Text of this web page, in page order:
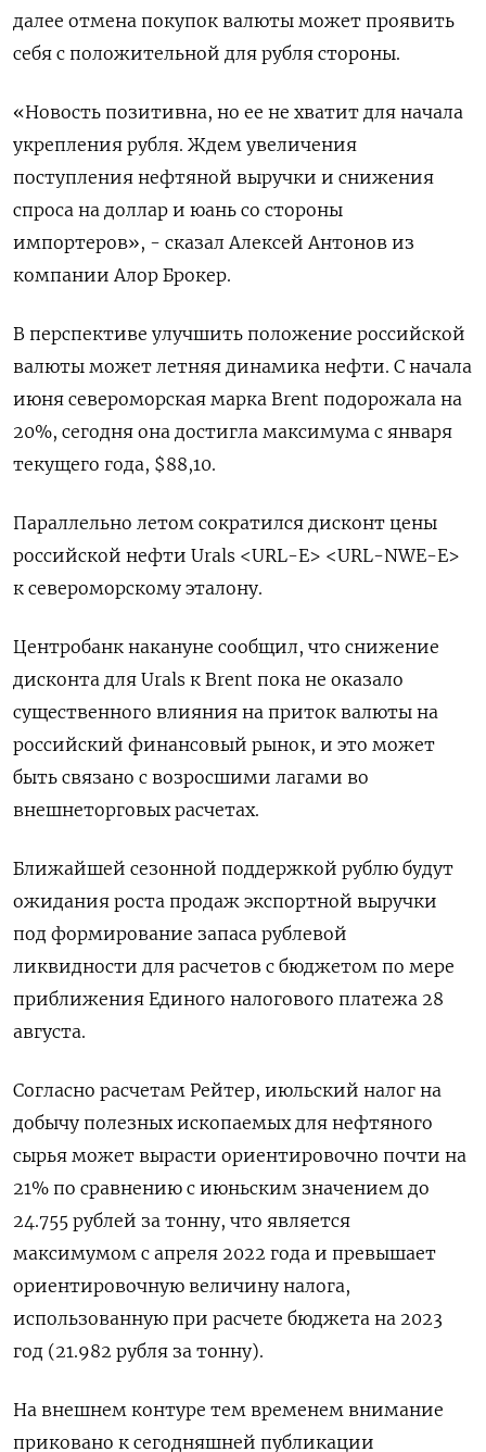
далее отмена покупок валюты может проявить
себя с положительной для рубля стороны.
«Новость позитивна, но ее не хватит для начала
укрепления рубля. Ждем увеличения
поступления нефтяной выручки и снижения
спроса на доллар и юань со стороны
импортеров», - сказал Алексей Антонов из
компании Алор Брокер.
В перспективе улучшить положение российской
валюты может летняя динамика нефти. С начала
июня североморская марка Brent подорожала на
20%, сегодня она достигла максимума с января
текущего года, $88,10.
Параллельно летом сократился дисконт цены
российской нефти Urals <URL-E> <URL-NWE-E>
к североморскому эталону.
Центробанк накануне сообщил, что снижение
дисконта для Urals к Brent пока не оказало
существенного влияния на приток валюты на
российский финансовый рынок, и это может
быть связано с возросшими лагами во
внешнеторговых расчетах.
Ближайшей сезонной поддержкой рублю будут
ожидания роста продаж экспортной выручки
под формирование запаса рублевой
ликвидности для расчетов с бюджетом по мере
приближения Единого налогового платежа 28
августа.
Согласно расчетам Рейтер, июльский налог на
добычу полезных ископаемых для нефтяного
сырья может вырасти ориентировочно почти на
21% по сравнению с июньским значением до
24.755 рублей за тонну, что является
максимумом с апреля 2022 года и превышает
ориентировочную величину налога,
использованную при расчете бюджета на 2023
год (21.982 рубля за тонну).
На внешнем контуре тем временем внимание
приковано к сегодняшней публикации